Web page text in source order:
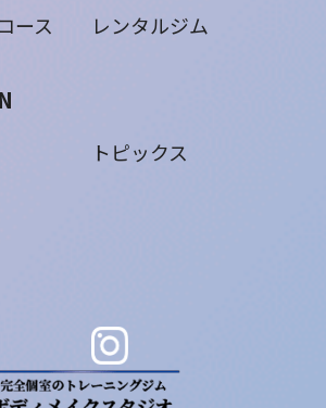
ース
レンタルジム
トピックス